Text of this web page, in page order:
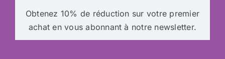
Obtenez 10% de réduction sur votre premier
achat en vous abonnant à notre newsletter.